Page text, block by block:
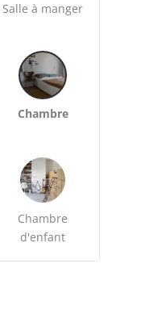
Salle à manger
Chambre
Chambre
d'enfant